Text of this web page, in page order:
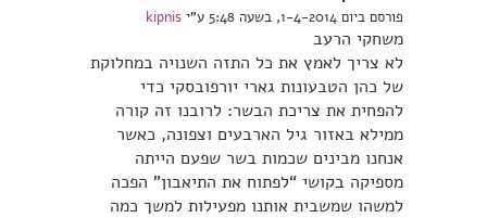
פורסם ביום 1-4-2014, בשעה 5:48 ע"י kipnis
משחקי הרעב
לא צריך לאמץ את כל התזה השנויה במחלוקת
של כהן הטבעונות גארי יורפובסקי כדי
להפחית את צריכת הבשר: לרובנו זה קורה
ממילא באזור גיל הארבעים וצפונה, כאשר
אנחנו מבינים שכמות בשר שפעם הייתה
מספיקה בקושי “לפתוח את התיאבון” הפכה
למשהו שמשבית אותנו מפעילות למשך כמה